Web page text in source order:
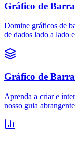
Gráfico de
Domine gráficos de
de dados lado a lado
Gráfico de
Aprenda a criar e
nosso guia